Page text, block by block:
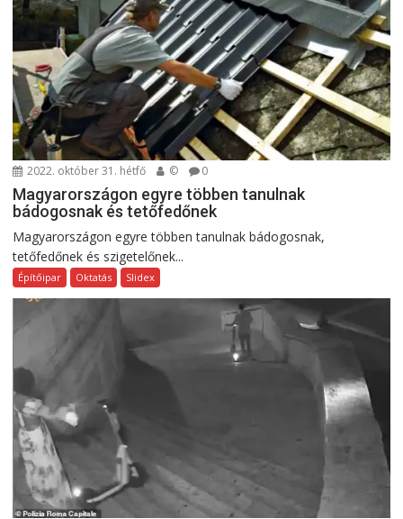
2022. október 31. hétfő © 0
Magyarországon egyre többen tanulnak
bádogosnak és tetőfedőnek
Magyarországon egyre többen tanulnak bádogosnak,
tetőfedőnek és szigetelőnek...
Építőipar Oktatás Slidex